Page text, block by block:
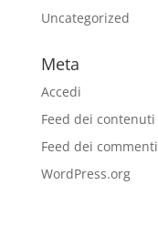
Uncategorized
Meta
Accedi
Feed dei contenuti
Feed dei commenti
WordPress.org